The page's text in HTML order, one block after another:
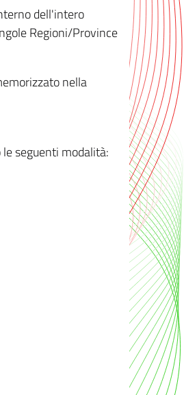
dell'intero
Regioni/Province
nella
seguenti modalità: